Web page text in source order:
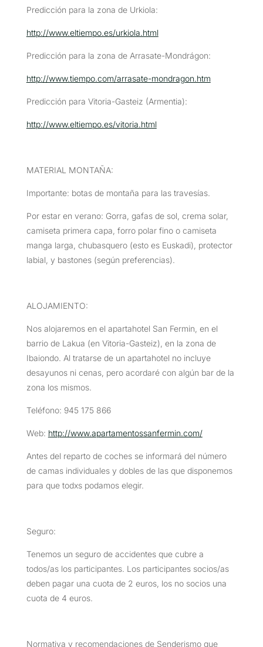
Predicción para la zona de Urkiola:
http://www.eltiempo.es/urkiola.html
Predicción para la zona de Arrasate-Mondrágon:
http://www.tiempo.com/arrasate-mondragon.htm
Predicción para Vitoria-Gasteiz (Armentia):
http://www.eltiempo.es/vitoria.html
MATERIAL MONTAÑA:
Importante: botas de montaña para las travesías.
Por estar en verano: Gorra, gafas de sol, crema solar,
camiseta primera capa, forro polar fino o camiseta
manga larga, chubasquero (esto es Euskadi), protector
labial, y bastones (según preferencias).
ALOJAMIENTO:
Nos alojaremos en el apartahotel San Fermin, en el
barrio de Lakua (en Vitoria-Gasteiz), en la zona de
Ibaiondo. Al tratarse de un apartahotel no incluye
desayunos ni cenas, pero acordaré con algún bar de la
zona los mismos.
Teléfono: 945 175 866
Web: http://www.apartamentossanfermin.com/
Antes del reparto de coches se informará del número
de camas individuales y dobles de las que disponemos
para que todxs podamos elegir.
Seguro:
Tenemos un seguro de accidentes que cubre a
todos/as los participantes. Los participantes socios/as
deben pagar una cuota de 2 euros, los no socios una
cuota de 4 euros.
Normativa y recomendaciones de Senderismo que